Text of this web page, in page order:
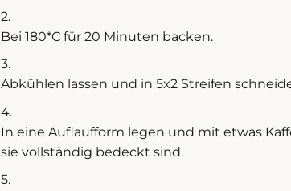
Bei 180*C für 20 Minuten backen.
Abkühlen lassen und in 5x2 Streifen
In eine Auflaufform legen und mit etwas
sie vollständig bedeckt sind.